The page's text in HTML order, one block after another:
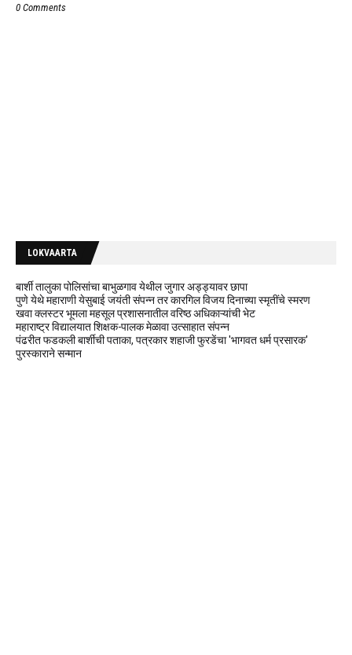
0 Comments
LOKVAARTA
बार्शी तालुका पोलिसांचा बाभुळगाव येथील जुगार अड्ड्यावर छापा
पुणे येथे महाराणी येसुबाई जयंती संपन्न तर कारगिल विजय दिनाच्या स्मृतींचे स्मरण
खवा क्लस्टर भूमला महसूल प्रशासनातील वरिष्ठ अधिकाऱ्यांची भेट
महाराष्ट्र विद्यालयात शिक्षक-पालक मेळावा उत्साहात संपन्न
पंढरीत फडकली बार्शीची पताका, पत्रकार शहाजी फुरडेंचा 'भागवत धर्म प्रसारक'
पुरस्काराने सन्मान